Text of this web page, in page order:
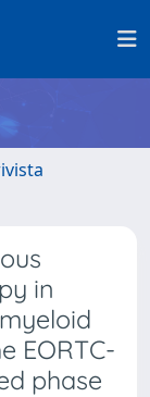
in
EORTC-
phase